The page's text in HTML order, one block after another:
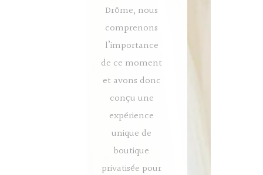
Drôme, nous
comprenons
l’importance
de ce moment
et avons donc
conçu une
expérience
unique de
boutique
privatisée pour